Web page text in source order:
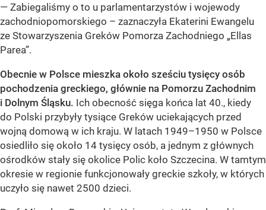
— Zabiegaliśmy o to u parlamentarzystów i wojewody
zachodniopomorskiego – zaznaczyła Ekaterini Ewangelu
ze Stowarzyszenia Greków Pomorza Zachodniego „Ellas
Parea”.
Obecnie w Polsce mieszka około sześciu tysięcy osób
pochodzenia greckiego, głównie na Pomorzu Zachodnim
i Dolnym Śląsku. Ich obecność sięga końca lat 40., kiedy
do Polski przybyły tysiące Greków uciekających przed
wojną domową w ich kraju. W latach 1949–1950 w Polsce
osiedliło się około 14 tysięcy osób, a jednym z głównych
ośrodków stały się okolice Polic koło Szczecina. W tamtym
okresie w regionie funkcjonowały greckie szkoły, w których
uczyło się nawet 2500 dzieci.